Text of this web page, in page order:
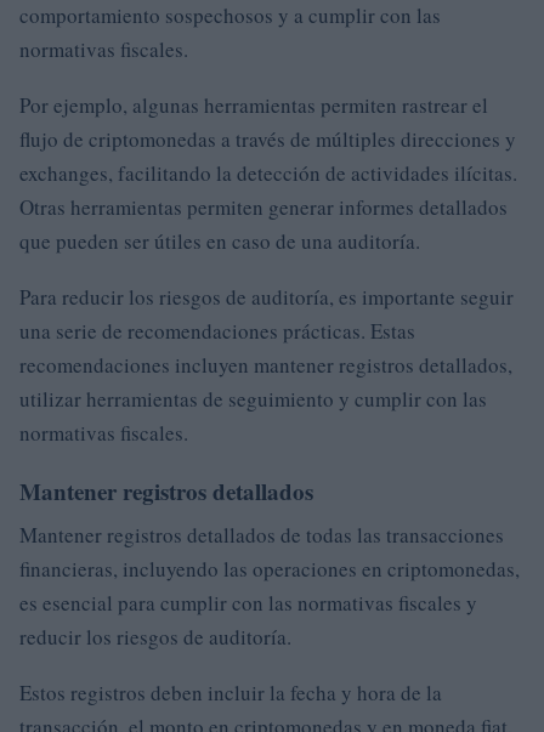
comportamiento sospechosos y a cumplir con las
normativas fiscales.
Por ejemplo, algunas herramientas permiten rastrear el
flujo de criptomonedas a través de múltiples direcciones y
exchanges, facilitando la detección de actividades ilícitas.
Otras herramientas permiten generar informes detallados
que pueden ser útiles en caso de una auditoría.
Para reducir los riesgos de auditoría, es importante seguir
una serie de recomendaciones prácticas. Estas
recomendaciones incluyen mantener registros detallados,
utilizar herramientas de seguimiento y cumplir con las
normativas fiscales.
Mantener registros detallados
Mantener registros detallados de todas las transacciones
financieras, incluyendo las operaciones en criptomonedas,
es esencial para cumplir con las normativas fiscales y
reducir los riesgos de auditoría.
Estos registros deben incluir la fecha y hora de la